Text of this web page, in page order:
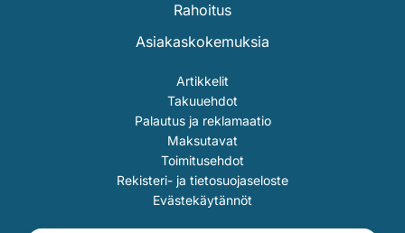
Rahoitus
Asiakaskokemuksia
Artikkelit
Takuuehdot
Palautus ja reklamaatio
Maksutavat
Toimitusehdot
Rekisteri- ja tietosuojaseloste
Evästekäytännöt